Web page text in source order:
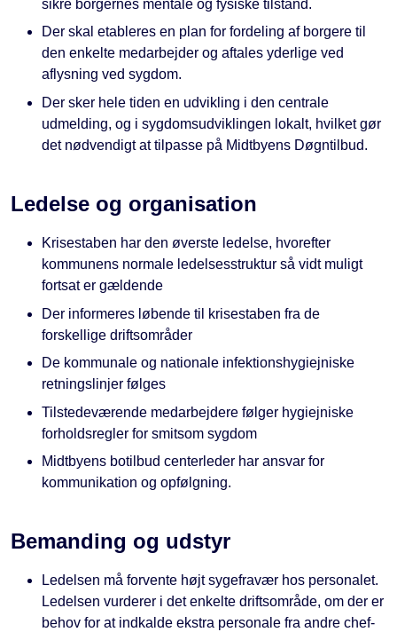
sikre borgernes mentale og fysiske tilstand.
Der skal etableres en plan for fordeling af borgere til
den enkelte medarbejder og aftales yderlige ved
aflysning ved sygdom.
Der sker hele tiden en udvikling i den centrale
udmelding, og i sygdomsudviklingen lokalt, hvilket gør
det nødvendigt at tilpasse på Midtbyens Døgntilbud.
Ledelse og organisation
Krisestaben har den øverste ledelse, hvorefter
kommunens normale ledelsesstruktur så vidt muligt
fortsat er gældende
Der informeres løbende til krisestaben fra de
forskellige driftsområder
De kommunale og nationale infektionshygiejniske
retningslinjer følges
Tilstedeværende medarbejdere følger hygiejniske
forholdsregler for smitsom sygdom
Midtbyens botilbud centerleder har ansvar for
kommunikation og opfølgning.
Bemanding og udstyr
Ledelsen må forvente højt sygefravær hos personalet.
Ledelsen vurderer i det enkelte driftsområde, om der er
behov for at indkalde ekstra personale fra andre chef-